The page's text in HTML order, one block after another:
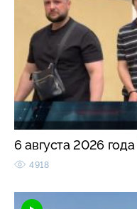
6 августа 2026 года
4918